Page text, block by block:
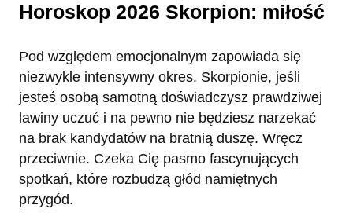
Horoskop 2026 Skorpion: miłość
Pod względem emocjonalnym zapowiada się
niezwykle intensywny okres. Skorpionie, jeśli
jesteś osobą samotną doświadczysz prawdziwej
lawiny uczuć i na pewno nie będziesz narzekać
na brak kandydatów na bratnią duszę. Wręcz
przeciwnie. Czeka Cię pasmo fascynujących
spotkań, które rozbudzą głód namiętnych
przygód.